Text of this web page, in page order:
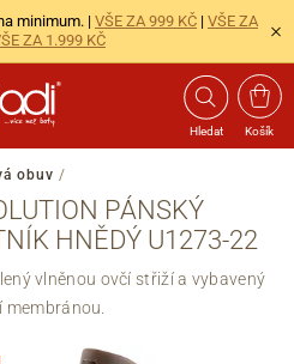
minimum. | VŠE ZA 999 KČ | VŠE ZA
ZA 1.999 KČ
Hledat Košík
obuv /
PÁNSKÝ
HNĚDÝ U1273-22
vlněnou ovčí střiží a vybavený